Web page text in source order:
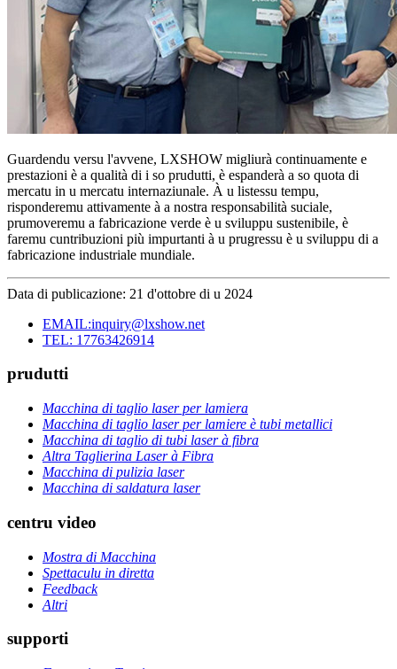
Guardendu versu l'avvene, LXSHOW migliurà continuamente e
prestazioni è a qualità di i so prudutti, è espanderà a so quota di
mercatu in u mercatu internaziunale. À u listessu tempu,
risponderemu attivamente à a nostra responsabilità suciale,
prumoveremu a fabricazione verde è u sviluppu sustenibile, è
faremu cuntribuzioni più impurtanti à u prugressu è u sviluppu di a
fabricazione industriale mundiale.
Data di publicazione: 21 d'ottobre di u 2024
EMAIL:inquiry@lxshow.net
TEL: 17763426914
prudutti
Macchina di taglio laser per lamiera
Macchina di taglio laser per lamiere è tubi metallici
Macchina di taglio di tubi laser à fibra
Altra Taglierina Laser à Fibra
Macchina di pulizia laser
Macchina di saldatura laser
centru video
Mostra di Macchina
Spettaculu in diretta
Feedback
Altri
supporti